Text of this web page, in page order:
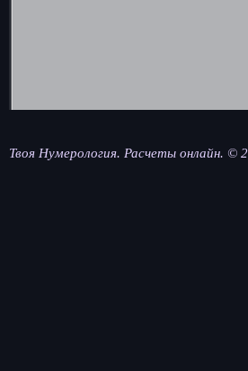
Твоя Нумерология. Расчеты онлайн. ©